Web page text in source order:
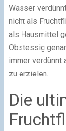
Wasser
nicht als
als Hausmittel
Obstessig
immer verdünnt
zu erzielen.
Die